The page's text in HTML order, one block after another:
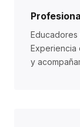
Experiencia
y